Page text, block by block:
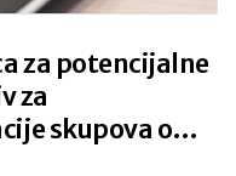
za potencijalne
za
skupova o